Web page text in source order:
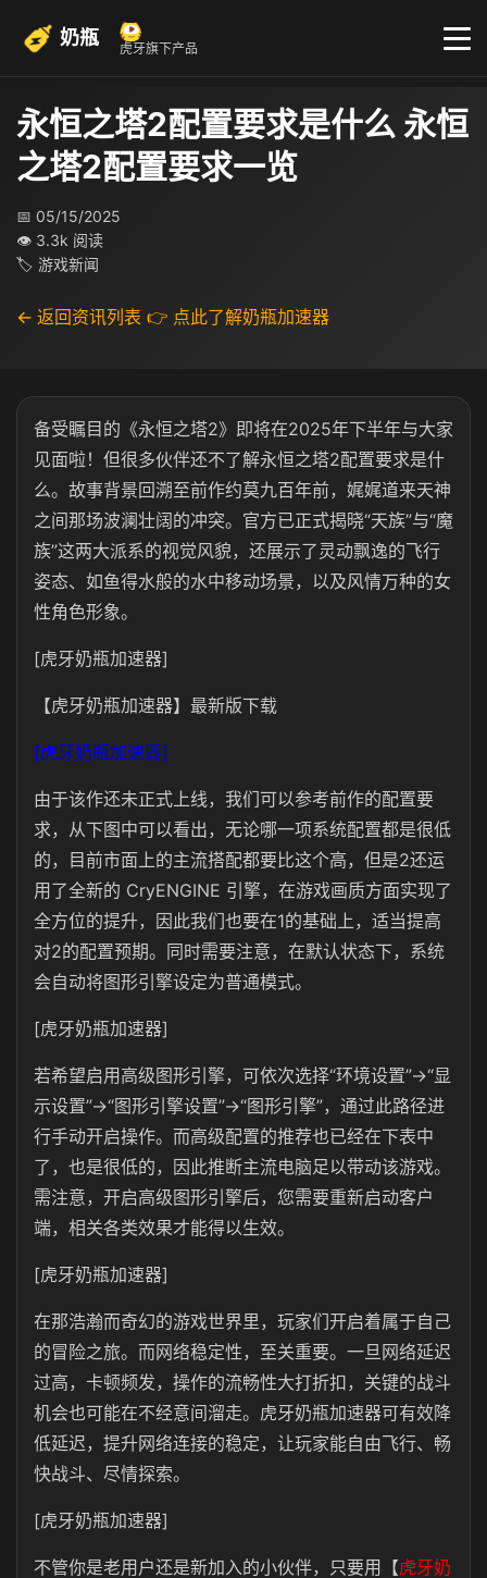
奶瓶 虎牙旗下产品
永恒之塔2配置要求是什么 永恒
之塔2配置要求一览
📅 05/15/2025
👁 3.3k 阅读
🏷 游戏新闻
← 返回资讯列表 👉 点此了解奶瓶加速器
备受瞩目的《永恒之塔2》即将在2025年下半年与大家
见面啦！但很多伙伴还不了解永恒之塔2配置要求是什
么。故事背景回溯至前作约莫九百年前，娓娓道来天神
之间那场波澜壮阔的冲突。官方已正式揭晓“天族”与“魔
族”这两大派系的视觉风貌，还展示了灵动飘逸的飞行
姿态、如鱼得水般的水中移动场景，以及风情万种的女
性角色形象。
[虎牙奶瓶加速器]
【虎牙奶瓶加速器】最新版下载
[虎牙奶瓶加速器]
由于该作还未正式上线，我们可以参考前作的配置要
求，从下图中可以看出，无论哪一项系统配置都是很低
的，目前市面上的主流搭配都要比这个高，但是2还运
用了全新的 CryENGINE 引擎，在游戏画质方面实现了
全方位的提升，因此我们也要在1的基础上，适当提高
对2的配置预期。同时需要注意，在默认状态下，系统
会自动将图形引擎设定为普通模式。
[虎牙奶瓶加速器]
若希望启用高级图形引擎，可依次选择“环境设置”→“显
示设置”→“图形引擎设置”→“图形引擎”，通过此路径进
行手动开启操作。而高级配置的推荐也已经在下表中
了，也是很低的，因此推断主流电脑足以带动该游戏。
需注意，开启高级图形引擎后，您需要重新启动客户
端，相关各类效果才能得以生效。
[虎牙奶瓶加速器]
在那浩瀚而奇幻的游戏世界里，玩家们开启着属于自己
的冒险之旅。而网络稳定性，至关重要。一旦网络延迟
过高，卡顿频发，操作的流畅性大打折扣，关键的战斗
机会也可能在不经意间溜走。虎牙奶瓶加速器可有效降
低延迟，提升网络连接的稳定，让玩家能自由飞行、畅
快战斗、尽情探索。
[虎牙奶瓶加速器]
不管你是老用户还是新加入的小伙伴，只要用【虎牙奶